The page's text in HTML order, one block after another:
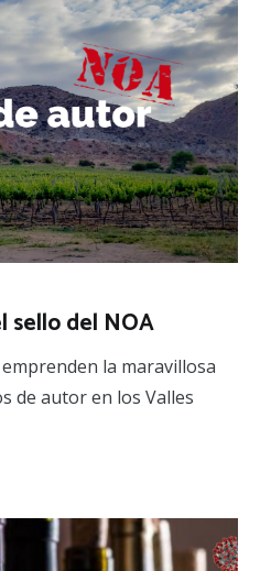
sello del NOA
la maravillosa
de autor en los Valles